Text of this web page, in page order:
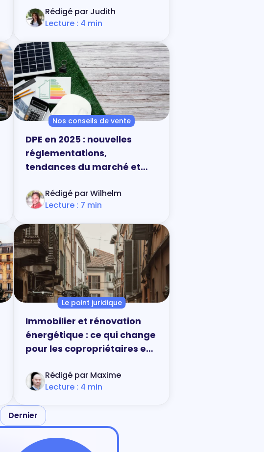
Rédigé par Judith
Lecture : 4 min
Nos conseils de vente
DPE en 2025 : nouvelles
réglementations,
tendances du marché et
Rédigé par Wilhelm
Lecture : 7 min
Le point juridique
Immobilier et rénovation
énergétique : ce qui change
pour les copropriétaires en
Rédigé par Maxime
Lecture : 4 min
Dernier